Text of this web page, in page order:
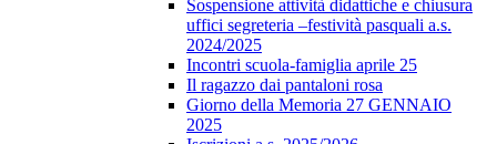
Sospensione attività didattiche e chiusura
uffici segreteria –festività pasquali a.s.
2024/2025
Incontri scuola-famiglia aprile 25
Il ragazzo dai pantaloni rosa
Giorno della Memoria 27 GENNAIO
2025